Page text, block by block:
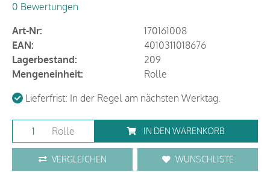
0 Bewertungen
Art-Nr:
170161008
EAN:
4010311018676
Lagerbestand:
209
Mengeneinheit:
Rolle
Lieferfrist: In der Regel am nächsten Werktag.
Rolle IN DEN WARENKORB
VERGLEICHEN WUNSCHLISTE